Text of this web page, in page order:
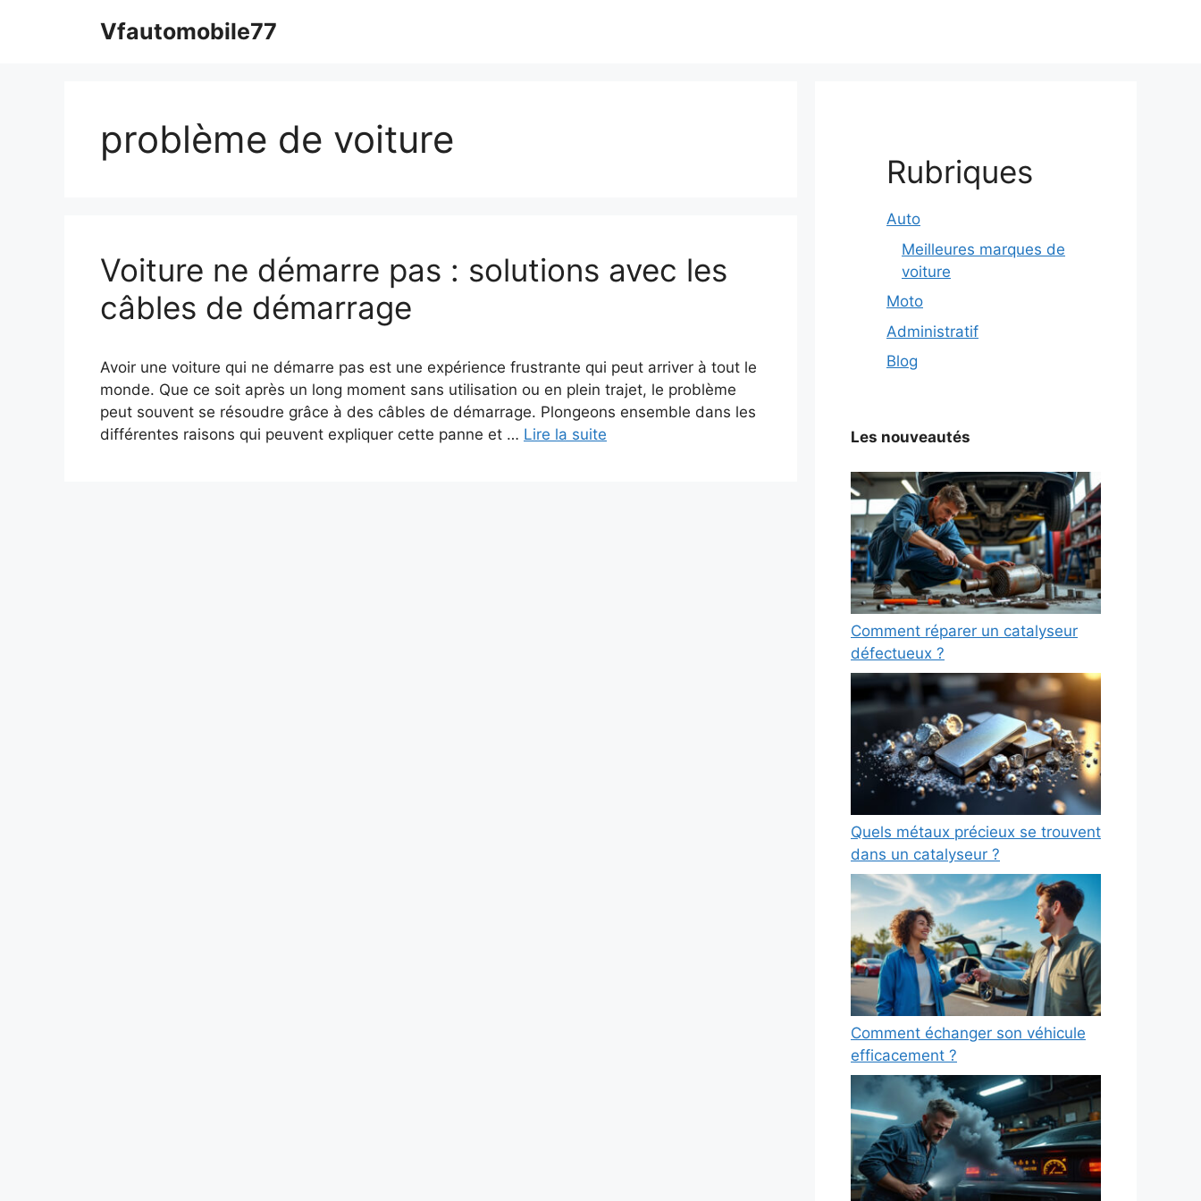
Vfautomobile77
problème de voiture
Voiture ne démarre pas : solutions avec les
câbles de démarrage
Avoir une voiture qui ne démarre pas est une expérience frustrante qui peut arriver à tout le
monde. Que ce soit après un long moment sans utilisation ou en plein trajet, le problème
peut souvent se résoudre grâce à des câbles de démarrage. Plongeons ensemble dans les
différentes raisons qui peuvent expliquer cette panne et … Lire la suite
Rubriques
Auto
Meilleures marques de
voiture
Moto
Administratif
Blog
Les nouveautés
Comment réparer un catalyseur
défectueux ?
Quels métaux précieux se trouvent
dans un catalyseur ?
Comment échanger son véhicule
efficacement ?